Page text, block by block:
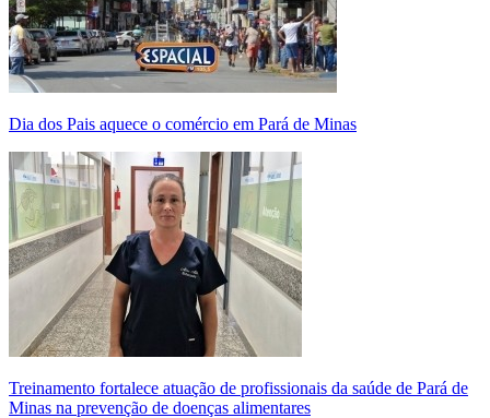
Dia dos Pais aquece o comércio em Pará de Minas
Treinamento fortalece atuação de profissionais da saúde de Pará de
Minas na prevenção de doenças alimentares